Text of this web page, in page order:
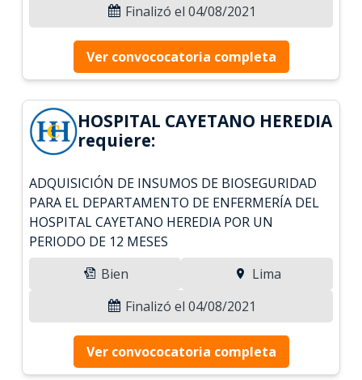
Finalizó el 04/08/2021
Ver convococatoria completa
HOSPITAL CAYETANO HEREDIA
requiere:
ADQUISICIÓN DE INSUMOS DE BIOSEGURIDAD
PARA EL DEPARTAMENTO DE ENFERMERÍA DEL
HOSPITAL CAYETANO HEREDIA POR UN
PERIODO DE 12 MESES
Bien
Lima
Finalizó el 04/08/2021
Ver convococatoria completa